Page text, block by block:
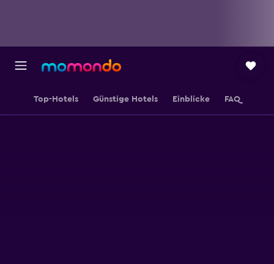
Top-Hotels Günstige Hotels Einblicke FAQ